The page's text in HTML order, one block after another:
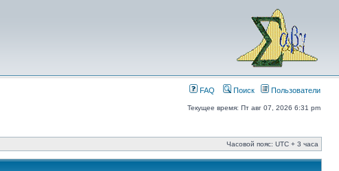
FAQ Поиск Пользователи
Текущее время: Пт авг 07, 2026 6:31 pm
Часовой пояс: UTC + 3 часа